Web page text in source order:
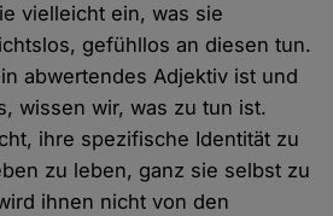
vielleicht ein, was sie
gefühllos an diesen tun.
abwertendes Adjektiv ist und
wissen wir, was zu tun ist.
ihre spezifische Identität zu
zu leben, ganz sie selbst zu
ihnen nicht von den